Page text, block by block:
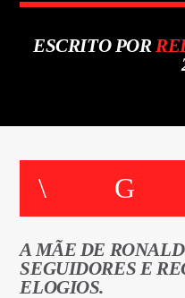
ON FM
ESCRITO POR
A MÃE DE
SEGUIDORES E
ELOGIOS.